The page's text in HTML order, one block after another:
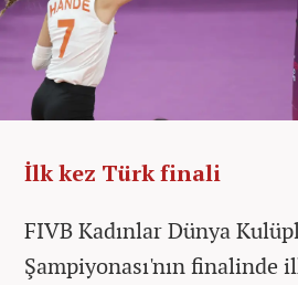
İlk kez Türk finali
FIVB Kadınlar Dünya
Şampiyonası'nın finalinde